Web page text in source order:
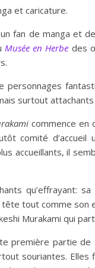
et caricature.
fan de manga et
Musée en Herbe des
personnages
surtout
commence en
comité d’accueil
accueillants, il
qu’effrayant:
tout comme
Murakami qui
première partie de
souriantes. Elles